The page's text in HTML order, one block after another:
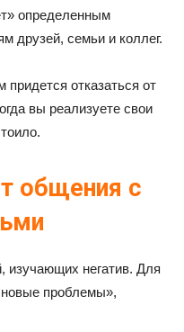
определенным
друзей, семьи и коллег.
отказаться от
вы реализуете свои
общения с
изучающих негатив. Для
проблемы»,